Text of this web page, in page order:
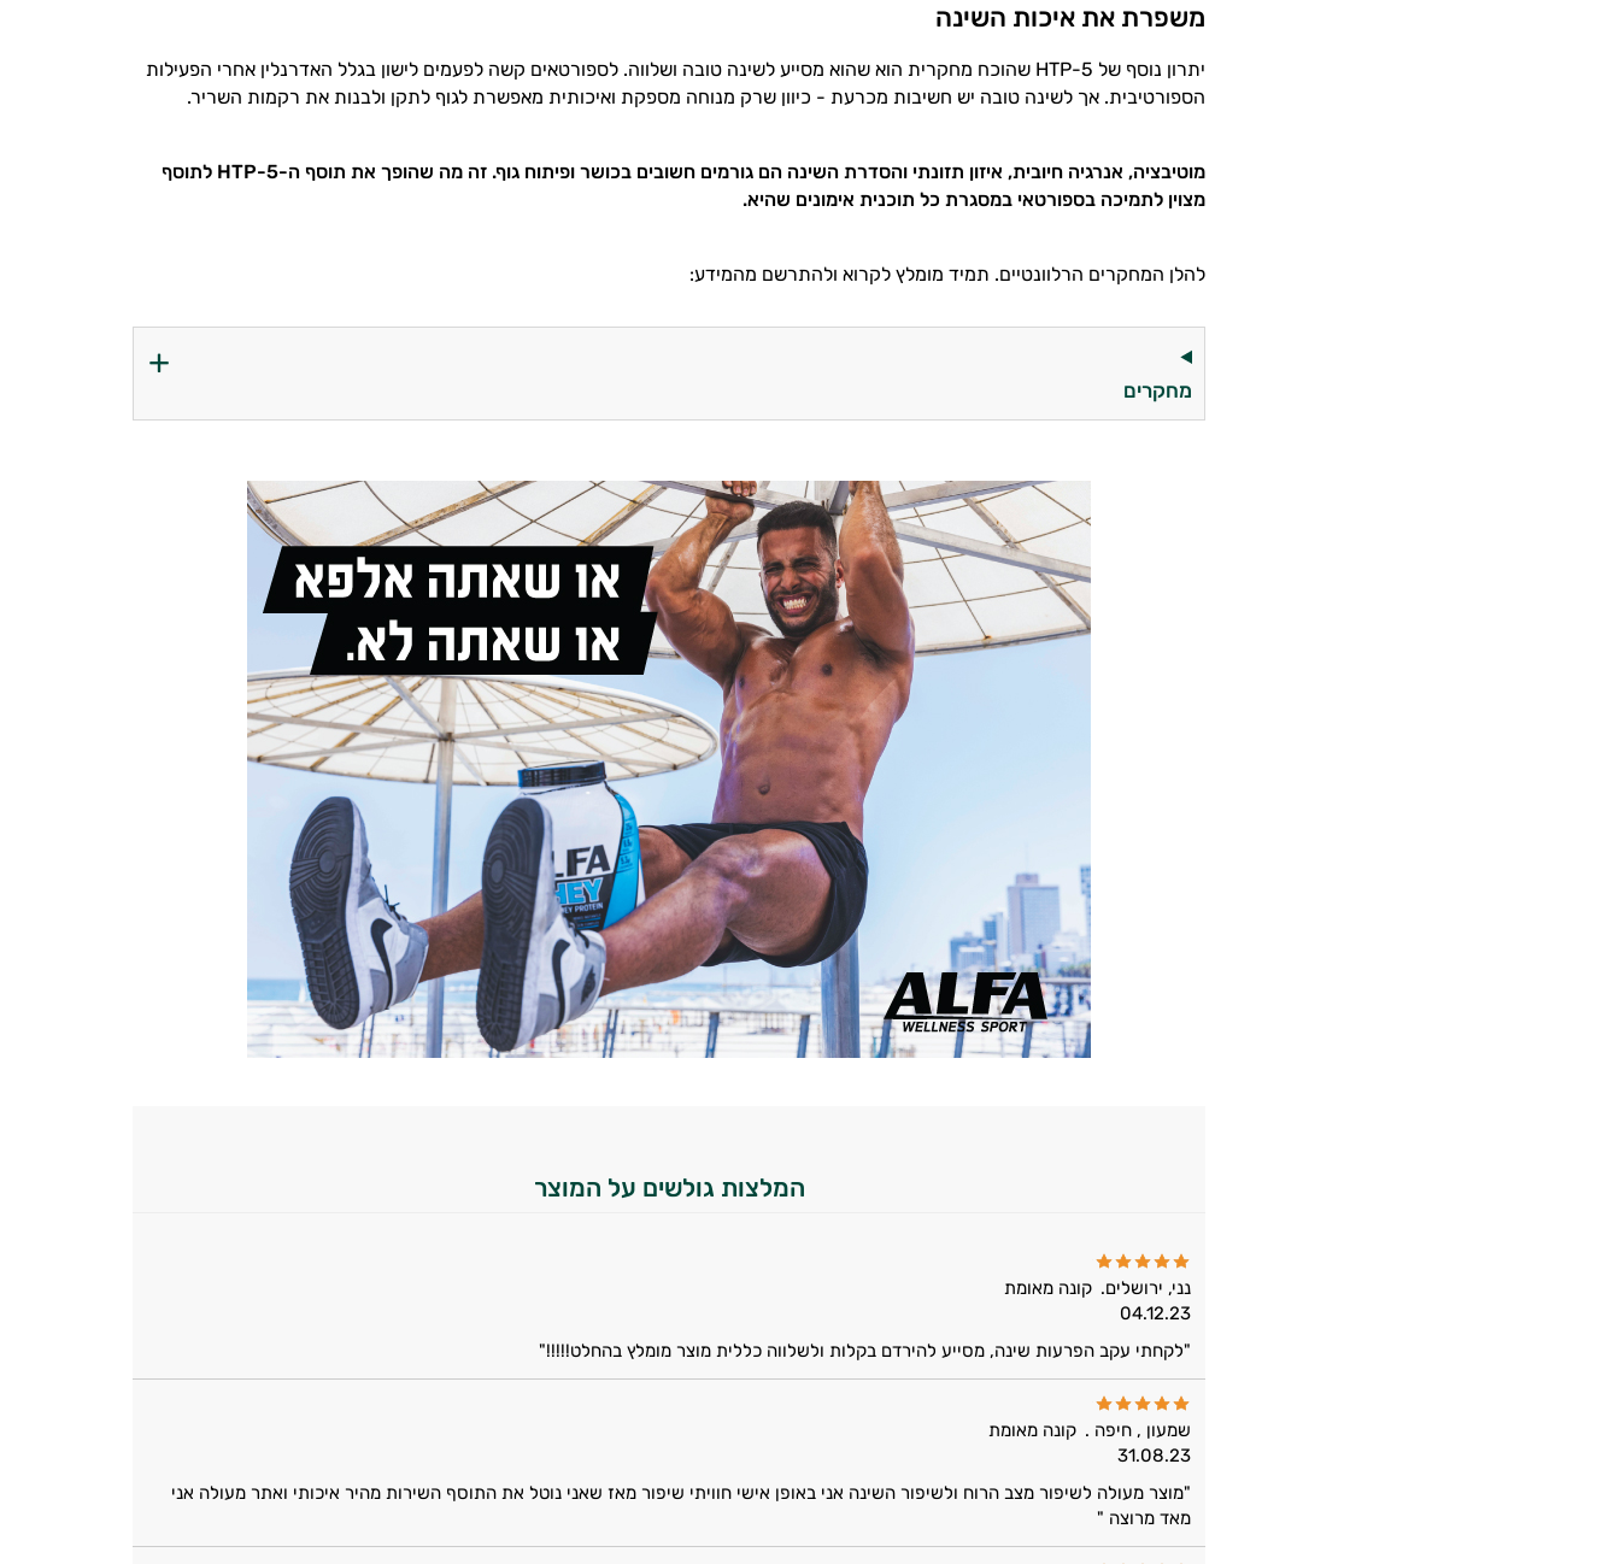
משפרת את איכות השינה
יתרון נוסף של 5-HTP שהוכח מחקרית הוא שהוא מסייע לשינה טובה ושלווה. לספורטאים קשה לפעמים לישון בגלל האדרנלין אחרי הפעילות
הספורטיבית. אך לשינה טובה יש חשיבות מכרעת - כיוון שרק מנוחה מספקת ואיכותית מאפשרת לגוף לתקן ולבנות את רקמות השריר.
מוטיבציה, אנרגיה חיובית, איזון תזונתי והסדרת השינה הם גורמים חשובים בכושר ופיתוח גוף. זה מה שהופך את תוסף ה-5-HTP
לתוסף
מצוין לתמיכה בספורטאי במסגרת כל תוכנית אימונים שהיא.
להלן המחקרים הרלוונטיים. תמיד מומלץ לקרוא ולהתרשם מהמידע:
מחקרים
המלצות גולשים על המוצר
נני, ירושלים. קונה מאומת
04.12.23
"לקחתי עקב הפרעות שינה, מסייע להירדם בקלות ולשלווה כללית מוצר מומלץ בהחלט!!!!!"
שמעון , חיפה . קונה מאומת
31.08.23
"מוצר מעולה לשיפור מצב הרוח ולשיפור השינה אני באופן אישי חוויתי שיפור מאז שאני נוטל את התוסף השירות מהיר איכותי ואתר מעולה אני
מאד מרוצה "